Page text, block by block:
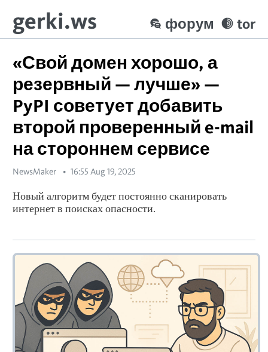
gerki.ws tor
форум
«Свой домен хорошо, а
резервный — лучше» —
PyPI советует добавить
второй проверенный e-mail
на стороннем сервисе
NewsMaker 16:55 Aug 19, 2025
Новый алгоритм будет постоянно сканировать
интернет в поисках опасности.